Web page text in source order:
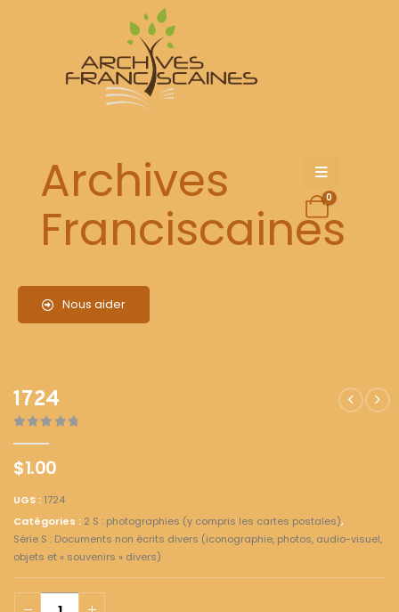
Archives
Franciscaines
Nous aider
0
1724
$1.00
UGS : 1724
Catégories : 2 S : photographies (y compris les cartes postales),
Série S : Documents non écrits divers (iconographie, photos, audio-visuel,
objets et « souvenirs » divers)